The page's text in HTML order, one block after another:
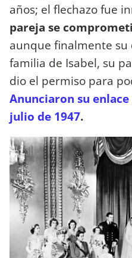
años; el flechazo fue
pareja se
aunque finalmente su
familia de Isabel, su
dio el permiso para
Anunciaron su
julio de 1947.